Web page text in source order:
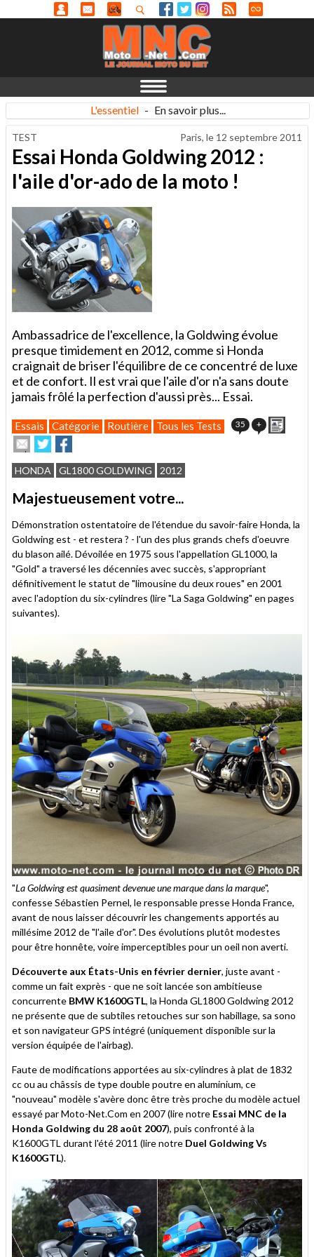
L'essentiel - En savoir plus...
TEST Paris, le 12 septembre 2011
Essai Honda Goldwing 2012 :
l'aile d'or-ado de la moto !
Ambassadrice de l'excellence, la Goldwing évolue
presque timidement en 2012, comme si Honda
craignait de briser l'équilibre de ce concentré de luxe
et de confort. Il est vrai que l'aile d'or n'a sans doute
jamais frôlé la perfection d'aussi près... Essai.
Essais Catégorie Routière Tous les Tests 35 +
Envoyer
cet
article
à
ami
Partager
sur
Twitter
sur
Facebook
HONDA GL1800 GOLDWING 2012
Majestueusement votre...
Démonstration ostentatoire de l'étendue du savoir-faire Honda, la
Goldwing est - et restera ? - l'un des plus grands chefs d'oeuvre
du blason ailé. Dévoilée en 1975 sous l'appellation GL1000, la
"Gold" a traversé les décennies avec succès, s'appropriant
définitivement le statut de "limousine du deux roues" en 2001
avec l'adoption du six-cylindres (lire "La Saga Goldwing" en pages
suivantes).
"La Goldwing est quasiment devenue une marque dans la marque",
confesse Sébastien Pernel, le responsable presse Honda France,
avant de nous laisser découvrir les changements apportés au
millésime 2012 de "l'aile d'or". Des évolutions plutôt modestes
pour être honnête, voire imperceptibles pour un oeil non averti.
Découverte aux États-Unis en février dernier, juste avant -
comme un fait exprès - que ne soit lancée son ambitieuse
concurrente BMW K1600GTL, la Honda GL1800 Goldwing 2012
ne présente que de subtiles retouches sur son habillage, sa sono
et son navigateur GPS intégré (uniquement disponible sur la
version équipée de l'airbag).
Faute de modifications apportées au six-cylindres à plat de 1832
cc ou au châssis de type double poutre en aluminium, ce
"nouveau" modèle s'avère donc être très proche du modèle actuel
essayé par Moto-Net.Com en 2007 (lire notre Essai MNC de la
Honda Goldwing du 28 août 2007), puis confronté à la
K1600GTL durant l'été 2011 (lire notre Duel Goldwing Vs
K1600GTL).